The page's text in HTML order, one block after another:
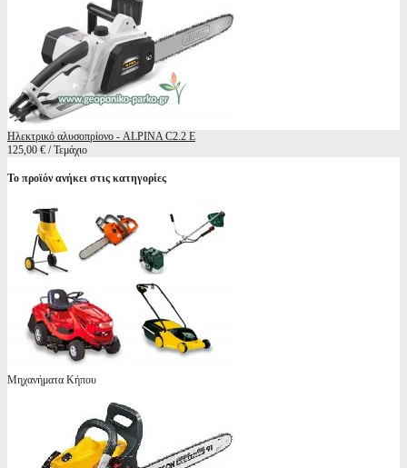
Ηλεκτρικό αλυσοπρίονο - ALPINA C2.2 E
125,00 € / Τεμάχιο
Το προϊόν ανήκει στις κατηγορίες
Μηχανήματα Κήπου